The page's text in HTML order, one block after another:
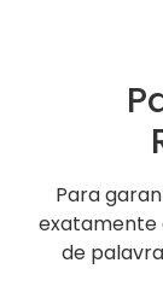
Para
exatamente
de